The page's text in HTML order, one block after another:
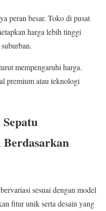
peran besar. Toko di pusat
harga lebih tinggi
mempengaruhi harga.
premium atau teknologi
sesuai dengan model
fitur unik serta desain yang